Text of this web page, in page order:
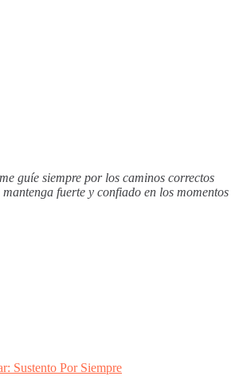
guíe siempre por los caminos correctos
fuerte y confiado en los momentos
Sustento Por Siempre